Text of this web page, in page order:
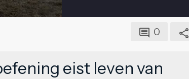
0
eist leven van